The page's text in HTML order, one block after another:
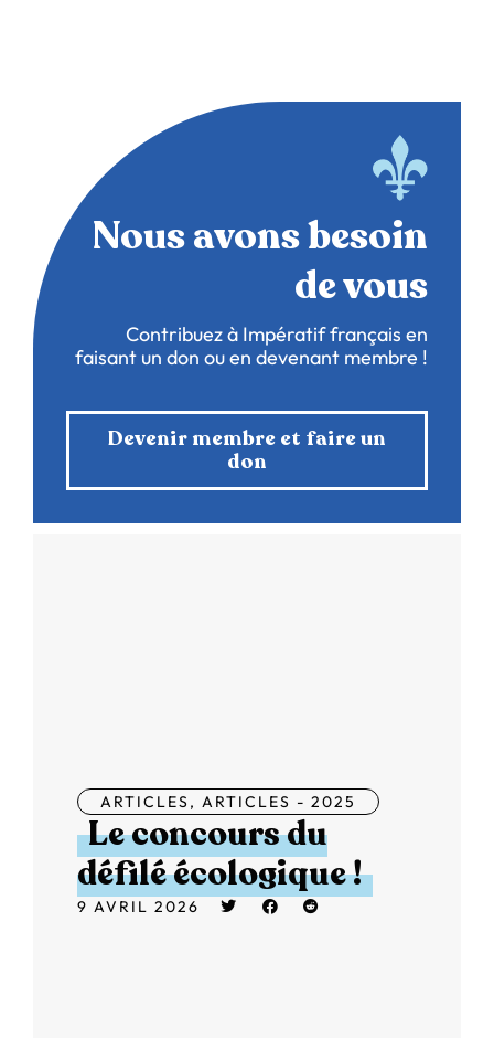
Nous avons besoin
de vous
Contribuez à Impératif français en
faisant un don ou en devenant membre !
Devenir membre et faire un
don
ARTICLES, ARTICLES - 2025
Le concours du
défilé écologique !
9 AVRIL 2026